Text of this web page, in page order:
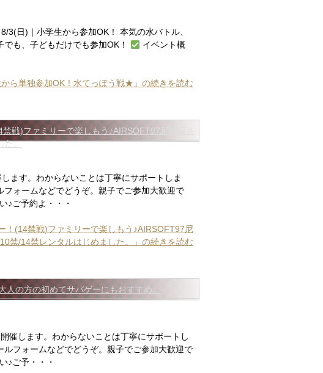
3(日)｜小学生から参加OK！ 本気の水バトル、
も、子どもだけでも参加OK！
イベント概
から単独参加OK！水てっぽう戦★」の続きを読む
戦)ファミリーで楽しもう♪AIRSOFT97尼崎店さ
た。
ます。わからないことは丁寧にサポートしま
ォームなどでどうぞ。親子でご参加大歓迎で
♪ご予約よ・・・
！(14禁戦)ファミリーで楽しもう♪AIRSOFT97尼
禁/14禁レンタルはじめました。」の続きを読む
の方の初めてサバゲーにもおすすめ。
催します。わからないことは丁寧にサポートし
フォームなどでどうぞ。親子でご参加大歓迎で
♪ご予・・・